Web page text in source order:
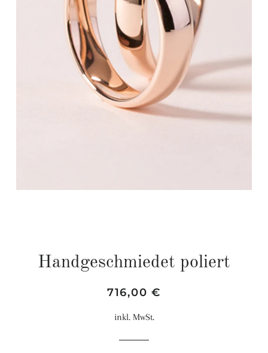
Handgeschmiedet poliert
Normaler
Sonderpreis
716,00 €
inkl. MwSt.